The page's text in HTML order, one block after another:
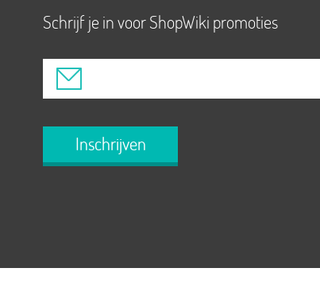
Schrijf je in voor ShopWiki promoties
Inschrijven